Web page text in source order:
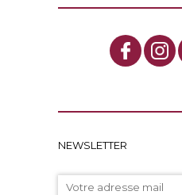
NEWSLETTER